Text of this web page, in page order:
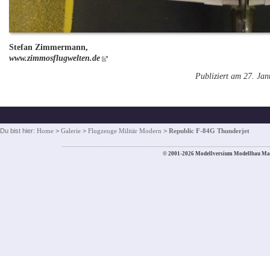
Stefan Zimmermann,
www.zimmosflugwelten.de
Publiziert am 27.
Du bist hier: Home > Galerie > Flugzeuge Militär Modern > Republic F-84G Thunderjet
© 2001-2026 Modellversium Modellbau